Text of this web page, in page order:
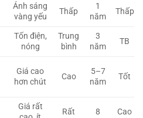
Ánh sáng
vàng yếu
Thấp
1
năm
Thấp
Tốn điện,
nóng
Trung
bình
3
năm
TB
Giá cao
hơn chút
Cao
5–7
năm
Tốt
Giá rất
Rất
8
Cao